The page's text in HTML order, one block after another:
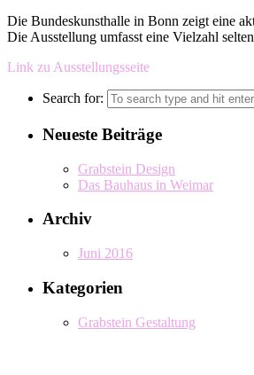
Die Bundeskunsthalle in Bonn zeigt eine
Die Ausstellung umfasst eine Vielzahl
Link zu Ausstellungsseite
Search for:
Neueste Beiträge
Grabstein Design
Das Bauhaus in Weimar
Archiv
Juni 2016
Kategorien
Grabstein Gestaltung